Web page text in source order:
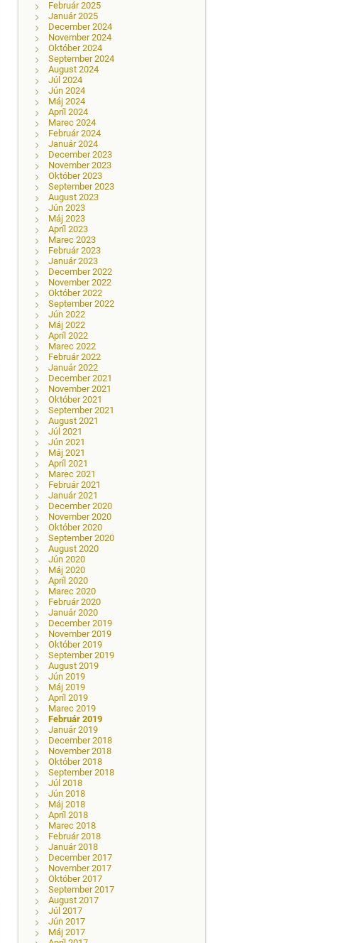
Február 2025
Január 2025
December 2024
November 2024
Október 2024
September 2024
August 2024
Júl 2024
Jún 2024
Máj 2024
Apríl 2024
Marec 2024
Február 2024
Január 2024
December 2023
November 2023
Október 2023
September 2023
August 2023
Jún 2023
Máj 2023
Apríl 2023
Marec 2023
Február 2023
Január 2023
December 2022
November 2022
Október 2022
September 2022
Jún 2022
Máj 2022
Apríl 2022
Marec 2022
Február 2022
Január 2022
December 2021
November 2021
Október 2021
September 2021
August 2021
Júl 2021
Jún 2021
Máj 2021
Apríl 2021
Marec 2021
Február 2021
Január 2021
December 2020
November 2020
Október 2020
September 2020
August 2020
Jún 2020
Máj 2020
Apríl 2020
Marec 2020
Február 2020
Január 2020
December 2019
November 2019
Október 2019
September 2019
August 2019
Jún 2019
Máj 2019
Apríl 2019
Marec 2019
Február 2019
Január 2019
December 2018
November 2018
Október 2018
September 2018
Júl 2018
Jún 2018
Máj 2018
Apríl 2018
Marec 2018
Február 2018
Január 2018
December 2017
November 2017
Október 2017
September 2017
August 2017
Júl 2017
Jún 2017
Máj 2017